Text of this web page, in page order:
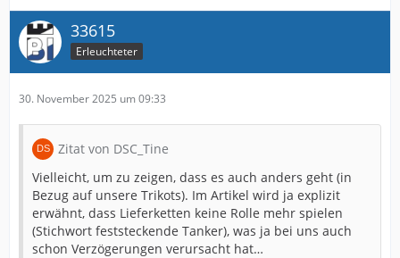
33615
Erleuchteter
30. November 2025 um 09:33
Zitat von DSC_Tine
Vielleicht, um zu zeigen, dass es auch anders geht (in
Bezug auf unsere Trikots). Im Artikel wird ja explizit
erwähnt, dass Lieferketten keine Rolle mehr spielen
(Stichwort feststeckende Tanker), was ja bei uns auch
schon Verzögerungen verursacht hat…